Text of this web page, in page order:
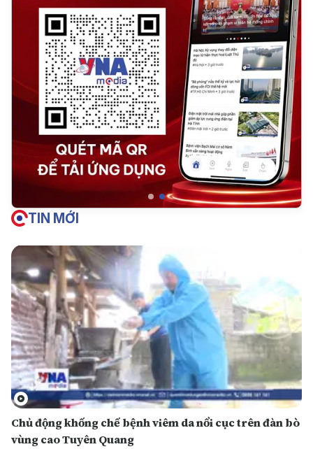
TIN MỚI
Chủ động khống chế bệnh viêm da nổi cục trên đàn bò
vùng cao Tuyên Quang